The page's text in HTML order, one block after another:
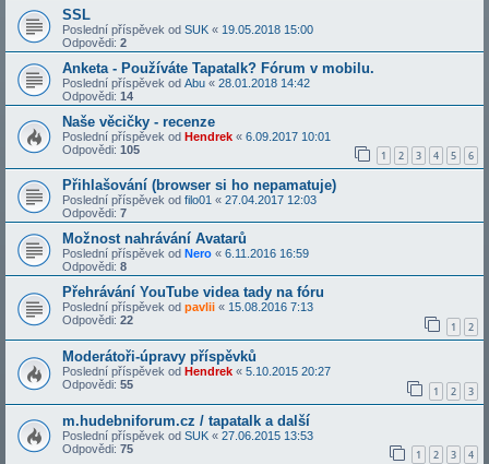
SSL
Poslední příspěvek od SUK « 19.05.2018 15:00
Odpovědi: 2
Anketa - Používáte Tapatalk? Fórum v mobilu.
Poslední příspěvek od Abu « 28.01.2018 14:42
Odpovědi: 14
Naše věcičky - recenze
Poslední příspěvek od Hendrek « 6.09.2017 10:01
Odpovědi: 105 1 2 3 4 5 6
Přihlašování (browser si ho nepamatuje)
Poslední příspěvek od filo01 « 27.04.2017 12:03
Odpovědi: 7
Možnost nahrávání Avatarů
Poslední příspěvek od Nero « 6.11.2016 16:59
Odpovědi: 8
Přehrávání YouTube videa tady na fóru
Poslední příspěvek od pavlii « 15.08.2016 7:13
Odpovědi: 22 1 2
Moderátoři-úpravy příspěvků
Poslední příspěvek od Hendrek « 5.10.2015 20:27
Odpovědi: 55 1 2 3
m.hudebniforum.cz / tapatalk a další
Poslední příspěvek od SUK « 27.06.2015 13:53
Odpovědi: 75 1 2 3 4